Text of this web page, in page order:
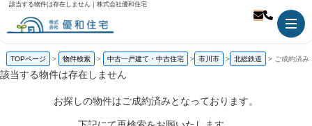
該当する物件は存在しません｜株式会社優和住宅
TOPページ 物件検索 中古一戸建て・中古住宅 市川市 北総鉄道 ご成約済み
該当する物件は存在しません
お探しの物件はご成約済みとなっております。